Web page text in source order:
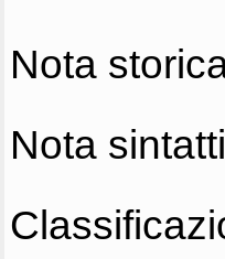
Nota
Nota